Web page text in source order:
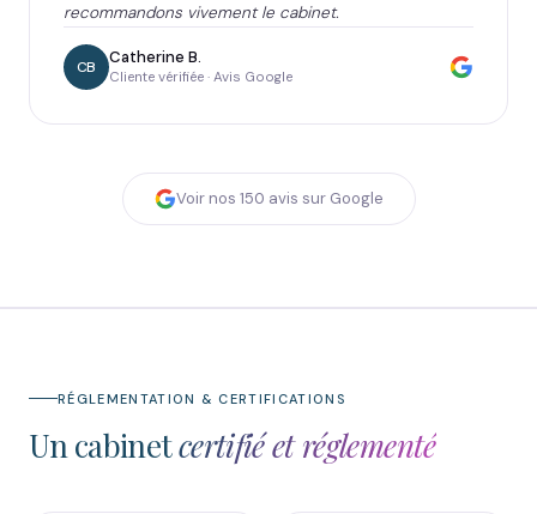
recommandons vivement le cabinet.
CB Catherine B.
Cliente vérifiée · Avis Google
Voir nos 150 avis sur Google
RÉGLEMENTATION & CERTIFICATIONS
Un cabinetcertifié et réglementé